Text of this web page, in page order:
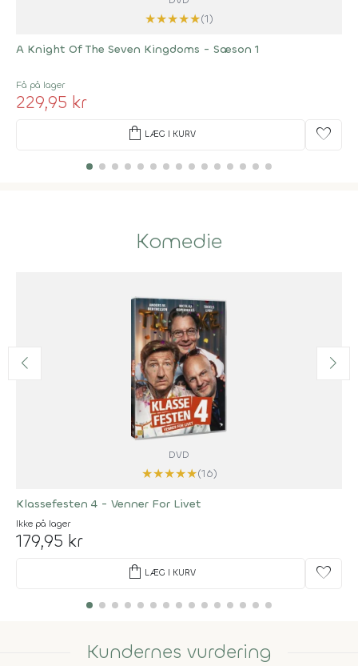
★★★★★(1)
A Knight Of The Seven Kingdoms - Sæson 1
Få på lager
229,95 kr
shopping_bag LÆG I KURV favorite
Komedie
DVD
★★★★★(16)
Klassefesten 4 - Venner For Livet
Ikke på lager
179,95 kr
shopping_bag LÆG I KURV favorite
Kundernes vurdering